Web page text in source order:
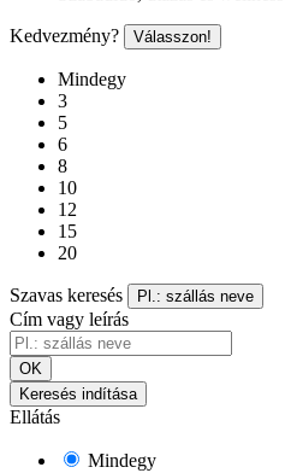
Kedvezmény? Válasszon!
Mindegy
3
5
6
8
10
12
15
20
Szavas keresés Pl.: szállás neve
Cím vagy leírás
OK
Keresés indítása
Ellátás
Mindegy